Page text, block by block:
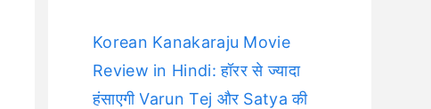
Korean Kanakaraju Movie
Review in Hindi: हॉरर से ज्यादा
हंसाएगी Varun Tej और Satya की